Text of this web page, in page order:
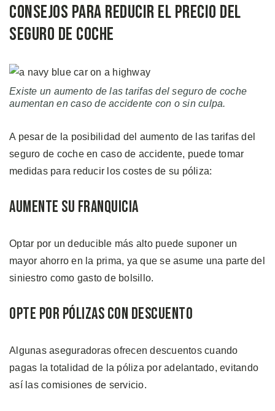
Consejos para Reducir el Precio del
Seguro de Coche
Existe un aumento de las tarifas del seguro de coche
aumentan en caso de accidente con o sin culpa.
A pesar de la posibilidad del aumento de las tarifas del
seguro de coche en caso de accidente, puede tomar
medidas para reducir los costes de su póliza:
Aumente su Franquicia
Optar por un deducible más alto puede suponer un
mayor ahorro en la prima, ya que se asume una parte del
siniestro como gasto de bolsillo.
Opte por Pólizas con Descuento
Algunas aseguradoras ofrecen descuentos cuando
pagas la totalidad de la póliza por adelantado, evitando
así las comisiones de servicio.